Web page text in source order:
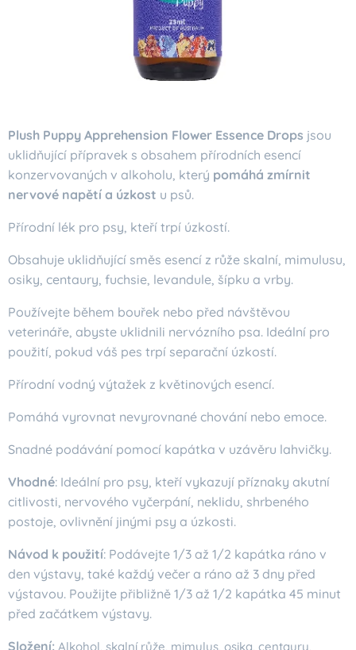
Plush Puppy Apprehension Flower Essence Drops jsou
uklidňující přípravek s obsahem přírodních esencí
konzervovaných v alkoholu, který pomáhá zmírnit
nervové napětí a úzkost u psů.
Přírodní lék pro psy, kteří trpí úzkostí.
Obsahuje uklidňující směs esencí z růže skalní, mimulusu,
osiky, centaury, fuchsie, levandule, šípku a vrby.
Používejte během bouřek nebo před návštěvou
veterináře, abyste uklidnili nervózního psa. Ideální pro
použití, pokud váš pes trpí separační úzkostí.
Přírodní vodný výtažek z květinových esencí.
Pomáhá vyrovnat nevyrovnané chování nebo emoce.
Snadné podávání pomocí kapátka v uzávěru lahvičky.
Vhodné: Ideální pro psy, kteří vykazují příznaky akutní
citlivosti, nervového vyčerpání, neklidu, shrbeného
postoje, ovlivnění jinými psy a úzkosti.
Návod k použití: Podávejte 1/3 až 1/2 kapátka ráno v
den výstavy, také každý večer a ráno až 3 dny před
výstavou. Použijte přibližně 1/3 až 1/2 kapátka 45 minut
před začátkem výstavy.
Složení: Alkohol, skalní růže, mimulus, osika, centaury,